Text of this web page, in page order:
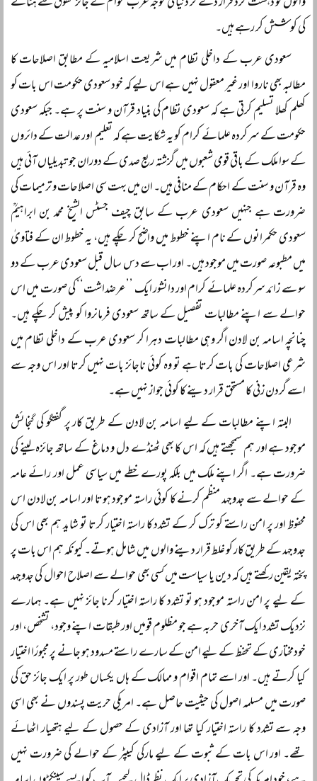
کی کوشش کر رہے ہیں۔
سعودی عرب کے داخلی نظام میں شریعت اسلامیہ کے مطابق اصلاحات کا
مطالبہ بھی ناروا اور غیر معقول نہیں ہے اس لیے کہ خود سعودی حکومت اس بات کو
کھلم کھلا تسلیم کرتی ہے کہ سعودی نظام کی بنیاد قرآن و سنت پر ہے۔ جبکہ سعودی
حکومت کے سرکردہ علمائے کرام کو یہ شکایت ہے کہ تعلیم اور عدالت کے دائروں
کے سوا ملک کے باقی قومی شعبوں میں گزشتہ ربع صدی کے دوران جو تبدیلیاں آئی ہیں
وہ قرآن و سنت کے احکام کے منافی ہیں۔ ان میں بہت سی اصلاحات و ترمیمات کی
ضرورت ہے جنہیں سعودی عرب کے سابق چیف جسٹس الشیخ محمد بن ابراہیمؒ
سعودی حکمرانوں کے نام اپنے خطوط میں واضح کر چکے ہیں، یہ خطوط ان کے فتاویٰ
میں مطبوعہ صورت میں موجود ہیں۔ اور اب سے دس سال قبل سعودی عرب کے دو
سو سے زائد سرکردہ علمائے کرام اور دانشور ایک ’’عرضداشت‘‘ کی صورت میں اس
حوالے سے اپنے مطالبات تفصیل کے ساتھ سعودی فرمانروا کو پیش کر چکے ہیں۔
چنانچہ اسامہ بن لادن اگر وہی مطالبات دہرا کر سعودی عرب کے داخلی نظام میں
شرعی اصلاحات کی بات کرتا ہے تو وہ کوئی ناجائز بات نہیں کرتا اور اس وجہ سے
اسے گردن زنی کا مستحق قرار دینے کا کوئی جواز نہیں ہے۔
البتہ اپنے مطالبات کے لیے اسامہ بن لادن کے طریق کار پر گفتگو کی گنجائش
موجود ہے اور ہم سمجھتے ہیں کہ اس کا بھی ٹھنڈے دل و دماغ کے ساتھ جائزہ لینے کی
ضرورت ہے۔ اگر اپنے ملک میں بلکہ پورے خطے میں سیاسی عمل اور رائے عامہ
کے حوالے سے جدوجہد منظم کرنے کا کوئی راستہ موجود ہوتا اور اسامہ بن لادن اس
محفوظ اور پر امن راستے کو ترک کر کے تشدد کا راستہ اختیار کرتا تو شاید ہم بھی اس کی
جدوجہد کے طریق کار کو غلط قرار دینے والوں میں شامل ہوتے۔ کیونکہ ہم اس بات پر
پختہ یقین رکھتے ہیں کہ دین یا سیاست میں کسی بھی حوالے سے اصلاح احوال کی جدوجہد
کے لیے پر امن راستہ موجود ہو تو تشدد کا راستہ اختیار کرنا جائز نہیں ہے۔ ہمارے
نزدیک تشدد ایک آخری حربہ ہے جو مظلوم قومیں اور طبقات اپنے وجود، تشخص، اور
خودمختاری کے تحفظ کے لیے امن کے سارے راستے مسدود ہو جانے پر مجبورًا اختیار
کیا کرتے ہیں۔ اور اسے تمام اقوام و ممالک کے ہاں یکساں طور پر ایک جائز حق کی
صورت میں مسلمہ اصول کی حیثیت حاصل ہے۔ امریکی حریت پسندوں نے بھی اسی
وجہ سے تشدد کا راستہ اختیار کیا تھا اور آزادی کے حصول کے لیے ہتھیار اٹھائے
تھے۔ اور اس بات کے ثبوت کے لیے مارکی کیپٹر کے حوالے کی ضرورت نہیں